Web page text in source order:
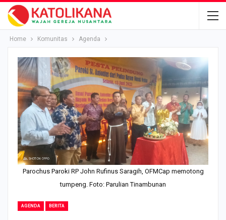
Home Komunitas Agenda
Parochus Paroki RP John Rufinus Saragih, OFMCap memotong
tumpeng. Foto: Parulian Tinambunan
AGENDA BERITA